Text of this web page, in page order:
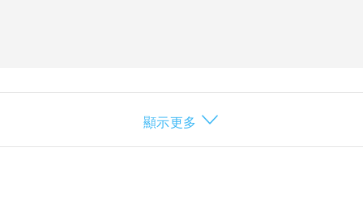
顯示更多